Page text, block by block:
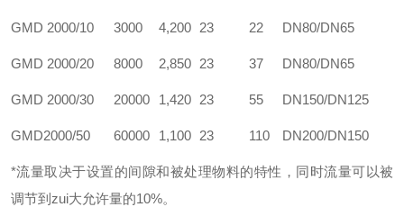
GMD 2000/10 3000 4,200 23 22 DN80/DN65
GMD 2000/20 8000 2,850 23 37 DN80/DN65
GMD 2000/30 20000 1,420 23 55 DN150/DN125
GMD2000/50 60000 1,100 23 110 DN200/DN150
*流量取决于设置的间隙和被处理物料的特性，同时流量可以被
调节到zui大允许量的10%。